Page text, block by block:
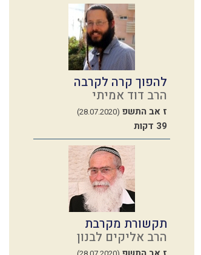
להפוך קרה לקרבה
הרב דוד אמיתי
ז אב התשפ (28.07.2020)
39 דקות
תקשורת מקרבת
הרב אליקים לבנון